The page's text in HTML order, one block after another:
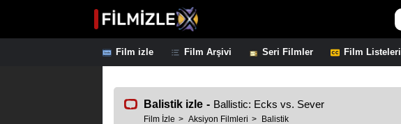
Film izle Film Arşivi Seri Filmler Film Listeleri
Balistik izle - Ballistic: Ecks vs. Sever
Film İzle Aksiyon Filmleri Balistik